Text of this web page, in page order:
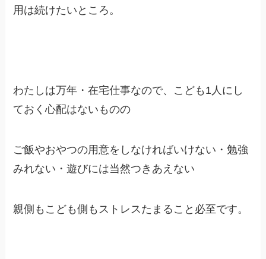
用は続けたいところ。
わたしは万年・在宅仕事なので、こども1人にし
ておく心配はないものの
ご飯やおやつの用意をしなければいけない・勉強
みれない・遊びには当然つきあえない
親側もこども側もストレスたまること必至です。